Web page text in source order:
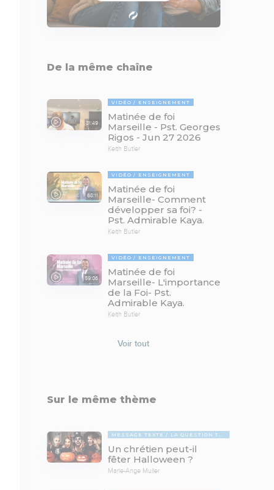
De la même chaîne
81:49
VIDÉO ENSEIGNEMENT
Matinée de foi
Marseille - Pst. Georges
Rigos - Jun 27 2026
Keith Butler
68:11
VIDÉO ENSEIGNEMENT
Matinée de foi
Marseille- Comment
développer sa foi? -
Pst. Admirable Kaya.
Keith Butler
59:06
VIDÉO ENSEIGNEMENT
Matinée de foi
Marseille- L'importance
de la Foi- Pst.
Admirable Kaya.
Keith Butler
Voir tout
Sur le même thème
MESSAGE TEXTE LA QUESTION TABOUE
Un chrétien peut-il
fêter Halloween ?
Marie-Ange Muller